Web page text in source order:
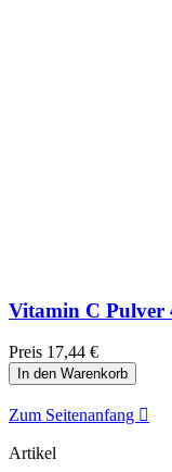
Vitamin C Pulver
Preis 17,44 €
In den Warenkorb
Zum Seitenanfang 
Artikel